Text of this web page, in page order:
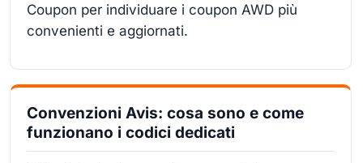
Coupon per individuare i coupon AWD più
convenienti e aggiornati.
Convenzioni Avis: cosa sono e come
funzionano i codici dedicati